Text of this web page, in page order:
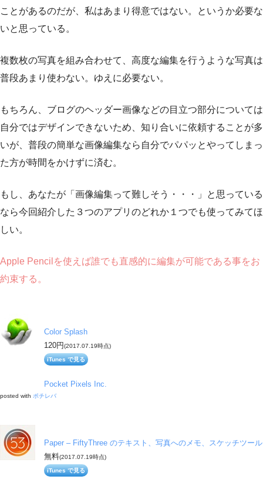
ことがあるのだが、私はあまり得意ではない。というか必要な
いと思っている。
複数枚の写真を組み合わせて、高度な編集を行うような写真は
普段あまり使わない。ゆえに必要ない。
もちろん、ブログのヘッダー画像などの目立つ部分については
自分ではデザインできないため、知り合いに依頼することが多
いが、普段の簡単な画像編集なら自分でパパッとやってしまっ
た方が時間をかけずに済む。
もし、あなたが「画像編集って難しそう・・・」と思っている
なら今回紹介した３つのアプリのどれか１つでも使ってみてほ
しい。
Apple Pencilを使えば誰でも直感的に編集が可能である事をお
約束する。
Color Splash
120円(2017.07.19時点)
iTunes で見る
Pocket Pixels Inc.
posted with ポチレバ
Paper – FiftyThree のテキスト、写真へのメモ、スケッチツール
無料(2017.07.19時点)
iTunes で見る